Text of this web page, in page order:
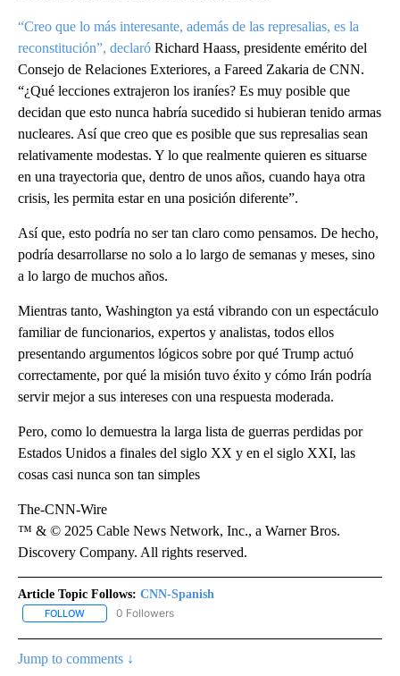
“Creo que lo más interesante, además de las represalias, es la
reconstitución”, declaró Richard Haass, presidente emérito del
Consejo de Relaciones Exteriores, a Fareed Zakaria de CNN.
“¿Qué lecciones extrajeron los iraníes? Es muy posible que
decidan que esto nunca habría sucedido si hubieran tenido armas
nucleares. Así que creo que es posible que sus represalias sean
relativamente modestas. Y lo que realmente quieren es situarse
en una trayectoria que, dentro de unos años, cuando haya otra
crisis, les permita estar en una posición diferente”.
Así que, esto podría no ser tan claro como pensamos. De hecho,
podría desarrollarse no solo a lo largo de semanas y meses, sino
a lo largo de muchos años.
Mientras tanto, Washington ya está vibrando con un espectáculo
familiar de funcionarios, expertos y analistas, todos ellos
presentando argumentos lógicos sobre por qué Trump actuó
correctamente, por qué la misión tuvo éxito y cómo Irán podría
servir mejor a sus intereses con una respuesta moderada.
Pero, como lo demuestra la larga lista de guerras perdidas por
Estados Unidos a finales del siglo XX y en el siglo XXI, las
cosas casi nunca son tan simples
The-CNN-Wire
™ & © 2025 Cable News Network, Inc., a Warner Bros.
Discovery Company. All rights reserved.
Article Topic Follows: CNN-Spanish
FOLLOW FOLLOW "CNN-SPANISH" TO RECEIVE NOTIFICATIONS ABOUT
0 Followers
Jump to comments ↓